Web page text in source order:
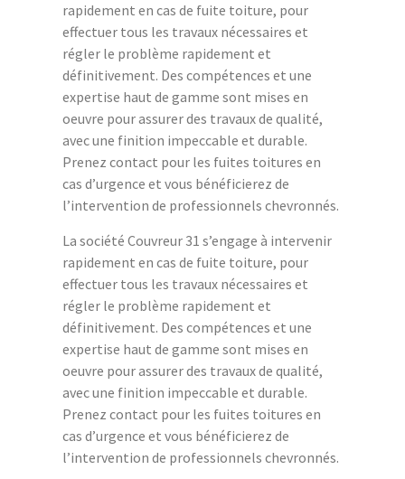
rapidement en cas de fuite toiture, pour
effectuer tous les travaux nécessaires et
régler le problème rapidement et
définitivement. Des compétences et une
expertise haut de gamme sont mises en
oeuvre pour assurer des travaux de qualité,
avec une finition impeccable et durable.
Prenez contact pour les fuites toitures en
cas d’urgence et vous bénéficierez de
l’intervention de professionnels chevronnés.
La société Couvreur 31 s’engage à intervenir
rapidement en cas de fuite toiture, pour
effectuer tous les travaux nécessaires et
régler le problème rapidement et
définitivement. Des compétences et une
expertise haut de gamme sont mises en
oeuvre pour assurer des travaux de qualité,
avec une finition impeccable et durable.
Prenez contact pour les fuites toitures en
cas d’urgence et vous bénéficierez de
l’intervention de professionnels chevronnés.